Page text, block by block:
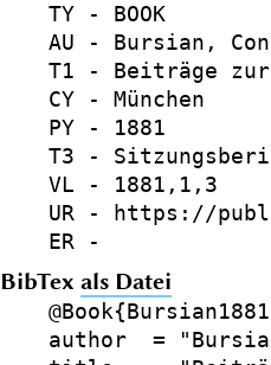
TY - BOOK
AU - Bursian,
T1 - Beiträge zur
CY - München
PY - 1881
T3 -
VL - 1881,1,3
UR - https://
BibTex als Datei
author  =